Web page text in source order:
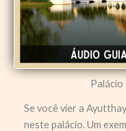
Palácio
Se você vier a
neste palácio. Um